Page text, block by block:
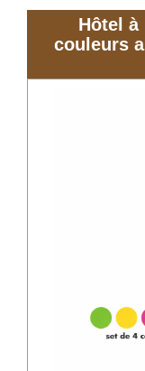
Hôtel à
couleurs